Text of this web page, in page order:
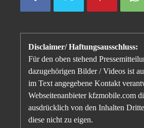
Disclaimer/ Haftungsausschluss:
Für den oben stehend
dazugehörigen Bilder / Videos ist
im Text angegebene Kontakt
Webseitenanbieter kfzmobile.com
ausdrücklich von den Inhalten
diese nicht zu eigen.